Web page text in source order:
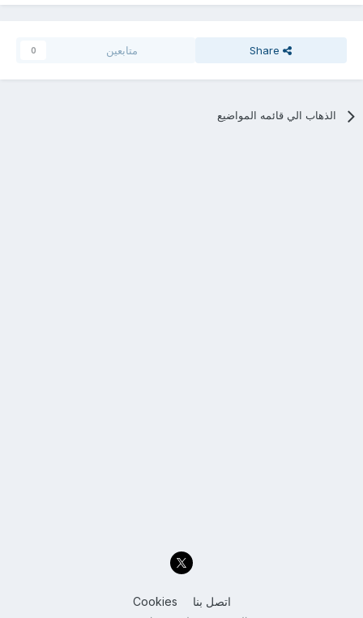
Share متابعين 0
الذهاب الي قائمه المواضيع
اتصل بنا Cookies